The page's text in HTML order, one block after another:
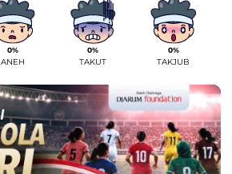
0%
ANEH
0%
TAKUT
0%
TAKJUB